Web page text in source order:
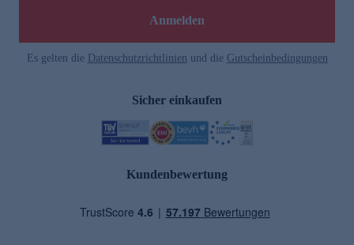
Anmelden
Es gelten die Datenschutzrichtlinien und die Gutscheinbedingungen
Sicher einkaufen
Kundenbewertung